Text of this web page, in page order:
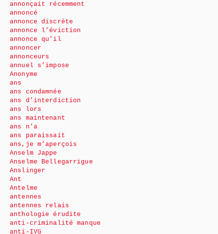
annonçait récemment
annoncé
annonce discrète
annonce l’éviction
annonce qu’il
annoncer
annonceurs
annuel s’impose
Anonyme
ans
ans condamnée
ans d’interdiction
ans lors
ans maintenant
ans n’a
ans paraissait
ans,je m’aperçois
Anselm Jappe
Anselme Bellegarrigue
Anslinger
Ant
Antelme
antennes
antennes relais
anthologie érudite
anti-criminalité manque
anti-IVG